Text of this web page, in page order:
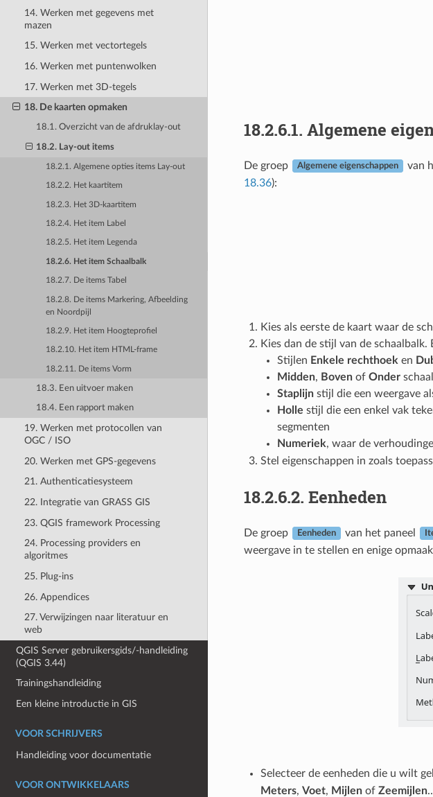
14. Werken met gegevens met
mazen
15. Werken met vectortegels
16. Werken met puntenwolken
17. Werken met 3D-tegels
18. De kaarten opmaken
18.1. Overzicht van de afdruklay-out
18.2. Lay-out items
18.2.1. Algemene opties items Lay-out
18.2.2. Het kaartitem
18.2.3. Het 3D-kaartitem
18.2.4. Het item Label
18.2.5. Het item Legenda
18.2.6. Het item Schaalbalk
18.2.7. De items Tabel
18.2.8. De items Markering, Afbeelding
en Noordpijl
18.2.9. Het item Hoogteprofiel
18.2.10. Het item HTML-frame
18.2.11. De items Vorm
18.3. Een uitvoer maken
18.4. Een rapport maken
19. Werken met protocollen van
OGC / ISO
20. Werken met GPS-gegevens
21. Authenticatiesysteem
22. Integratie van GRASS GIS
23. QGIS framework Processing
24. Processing providers en
algoritmes
25. Plug-ins
26. Appendices
27. Verwijzingen naar literatuur en
web
QGIS Server gebruikersgids/-handleiding
(QGIS 3.44)
Trainingshandleiding
Een kleine introductie in GIS
VOOR SCHRIJVERS
Handleiding voor documentatie
VOOR ONTWIKKELAARS
18.2.6.1. Algemene
De groep Algemene eigenschappen van
18.36):
Kies als eerste de kaart waar de
Kies dan de stijl van de schaalbalk.
Stijlen Enkele rechthoek en
Midden, Bovenof Onder
Staplijnstijl die een weergave
Holle stijl die een enkel vak
segmenten
Numeriek, waar de
Stel eigenschappen in zoals
18.2.6.2. Eenheden
De groep Eenheden van het paneel
weergave in te stellen en enige
Selecteer de eenheden die u wilt
Meters, Voet, Mijlenof Zeemijlen